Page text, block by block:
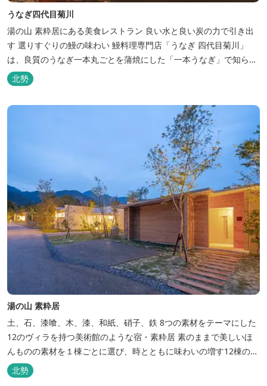
うなぎ四代目菊川
湯の山 素粋居にある美食レストラン 良い水と良い炭の力で引き出
す 選りすぐりの鰻の味わい 鰻料理専門店「うなぎ 四代目菊川」
は、良質のうなぎ一本丸ごとを蒲焼にした「一本うなぎ」で知られ
ます。大きさも太さも極上の鰻を厳選し、皮をパリッと焼き上げて
も身質がフワッとやわらかい、贅沢な食感を実現。 鮮度抜群の鰻を
北勢
湯の山 素粋居
土、石、漆喰、木、漆、和紙、硝子、鉄 8つの素材をテーマにした
12のヴィラを持つ美術館のような宿・素粋居 素のままで美しいほ
んものの素材を１棟ごとに選び、時とともに味わいの増す12棟のヴ
ィラをつくりました。現代美術・工芸・古美術・アンティークをし
つらえた空間は、 とびきり居心地が良い美術館のよう。次はあのヴ
北勢